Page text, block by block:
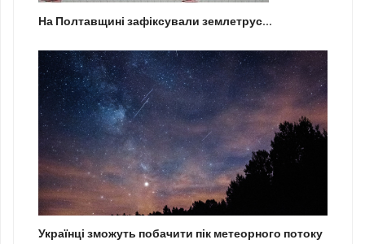
На Полтавщині зафіксували землетрус...
Українці зможуть побачити пік метеорного потоку